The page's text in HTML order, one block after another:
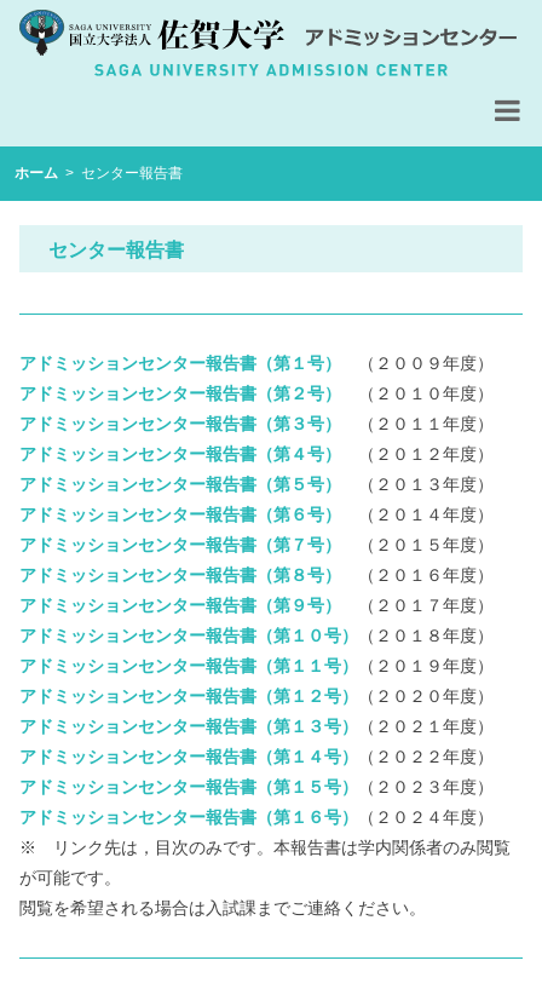
ホーム > センター報告書
センター報告書
アドミッションセンター報告書（第１号）
（２００９年度）
アドミッションセンター報告書（第２号）
（２０１０年度）
アドミッションセンター報告書（第３号）
（２０１１年度）
アドミッションセンター報告書（第４号）
（２０１２年度）
アドミッションセンター報告書（第５号）
（２０１３年度）
アドミッションセンター報告書（第６号）
（２０１４年度）
アドミッションセンター報告書（第７号）
（２０１５年度）
アドミッションセンター報告書（第８号）
（２０１６年度）
アドミッションセンター報告書（第９号）
（２０１７年度）
アドミッションセンター報告書（第１０号）
（２０１８年度）
アドミッションセンター報告書（第１１号）
（２０１９年度）
アドミッションセンター報告書（第１２号）
（２０２０年度）
アドミッションセンター報告書（第１３号）
（２０２１年度）
アドミッションセンター報告書（第１４号）
（２０２２年度）
アドミッションセンター報告書（第１５号）
（２０２３年度）
アドミッションセンター報告書（第１６号）
（２０２４年度）
※ リンク先は，目次のみです。本報告書は学内関係者のみ閲覧
が可能です。
閲覧を希望される場合は入試課までご連絡ください。